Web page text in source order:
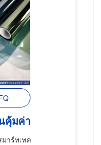
คุ้มค่า
าร์ทเทค